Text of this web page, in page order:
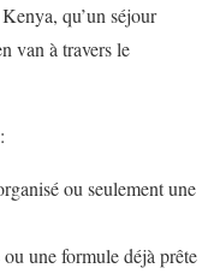
qu’un séjour
van à travers le
ou seulement une
une formule déjà prête